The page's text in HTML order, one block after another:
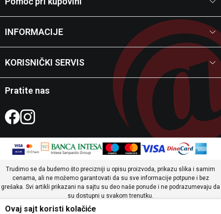
INFORMACIJE
KORISNIČKI SERVIS
Pratite nas
Trudimo se da budemo što precizniji u opisu proizvoda, prikazu slika i samim
cenama, ali ne možemo garantovati da su sve informacije potpune i bez
grešaka. Svi artikli prikazani na sajtu su deo naše ponude i ne podrazumevaju da
su dostupni u svakom trenutku.
©2026www.etsport.rs Powered by
Ovaj sajt koristi kolačiće